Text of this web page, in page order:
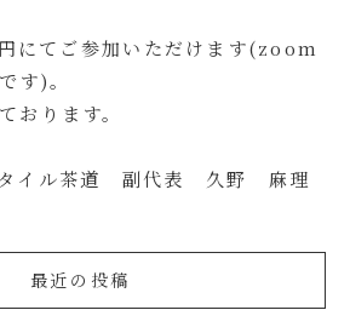
にてご参加いただけます(zoom
す)。
おります。
タイル茶道 副代表 久野 麻理
最近の投稿